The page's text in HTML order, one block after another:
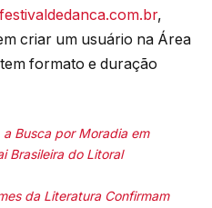
festivaldedanca.com.br,
criar um usuário na Área
formato e duração
Busca por Moradia em
Brasileira do Litoral
da Literatura Confirmam